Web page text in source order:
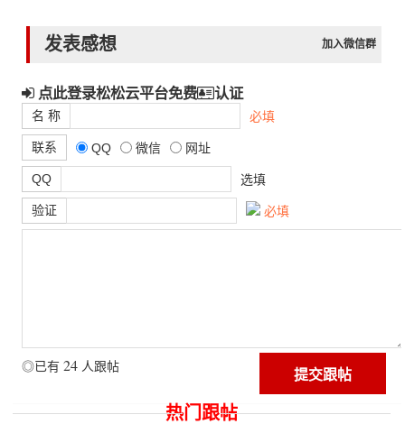
发表感想 加入微信群
点此登录松松云平台免费 认证
名 称 必填
联系 QQ 微信 网址
QQ 选填
验证 必填
◎已有 24 人跟帖
热门跟帖